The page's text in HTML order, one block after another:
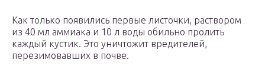
Как только появились первые листочки, раствором
из 40 мл аммиака и 10 л воды обильно пролить
каждый кустик. Это уничтожит вредителей,
перезимовавших в почве.